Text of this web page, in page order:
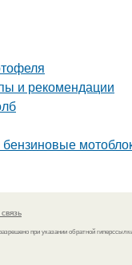
и рекомендации
при указании обратной